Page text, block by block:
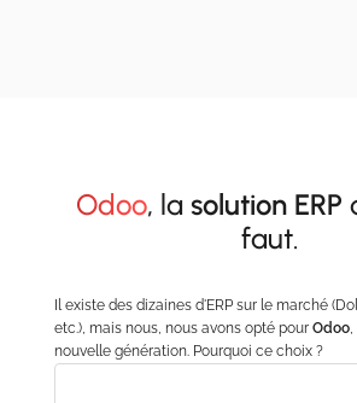
Odoo, la solution ERP
faut.
Il existe des dizaines d'ERP sur le marché
etc.), mais nous, nous avons opté pour Odoo,
nouvelle génération. Pourquoi ce choix ?